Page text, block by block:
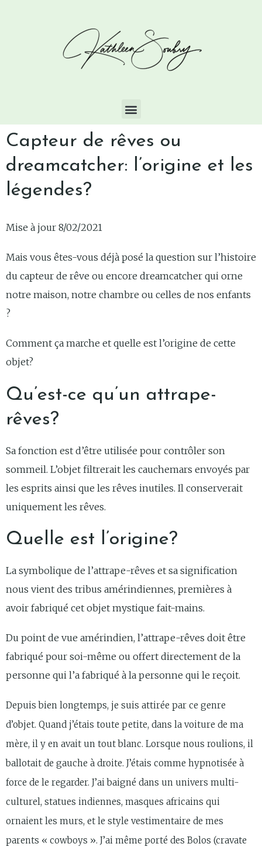
Capteur de rêves ou
dreamcatcher: l’origine et les
légendes?
Mise à jour 8/02/2021
Mais vous êtes-vous déjà posé la question sur l’histoire
du capteur de rêve ou encore dreamcatcher qui orne
notre maison, notre chambre ou celles de nos enfants
?
Comment ça marche et quelle est l’origine de cette
objet?
Qu’est-ce qu’un attrape-
rêves?
Sa fonction est d’être utilisée pour contrôler son
sommeil. L’objet filtrerait les cauchemars envoyés par
les esprits ainsi que les rêves inutiles. Il conserverait
uniquement les rêves.
Quelle est l’origine?
La symbolique de l’attrape-rêves et sa signification
nous vient des tribus amérindiennes, premières à
avoir fabriqué cet objet mystique fait-mains.
Du point de vue amérindien, l’attrape-rêves doit être
fabriqué pour soi-même ou offert directement de la
personne qui l’a fabriqué à la personne qui le reçoit.
Depuis bien longtemps, je suis attirée par ce genre
d’objet. Quand j’étais toute petite, dans la voiture de ma
mère, il y en avait un tout blanc. Lorsque nous roulions, il
ballotait de gauche à droite. J’étais comme hypnotisée à
force de le regarder. J’ai baigné dans un univers multi-
culturel, statues indiennes, masques africains qui
ornaient les murs, et le style vestimentaire de mes
parents « cowboys ». J’ai même porté des Bolos (cravate